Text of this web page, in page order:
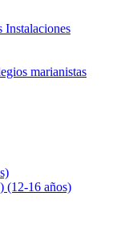
Instalaciones
marianistas
(12-16 años)